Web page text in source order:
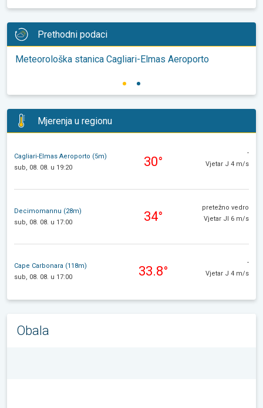
Prethodni podaci
Meteorološka stanica Cagliari-Elmas Aeroporto
Mjerenja u regionu
Cagliari-Elmas Aeroporto (5m)
sub, 08. 08. u 19:20
30°
-
Vjetar J 4 m/s
Decimomannu (28m)
sub, 08. 08. u 17:00
34°
pretežno vedro
Vjetar JI 6 m/s
Cape Carbonara (118m)
sub, 08. 08. u 17:00
33.8°
-
Vjetar J 4 m/s
Obala